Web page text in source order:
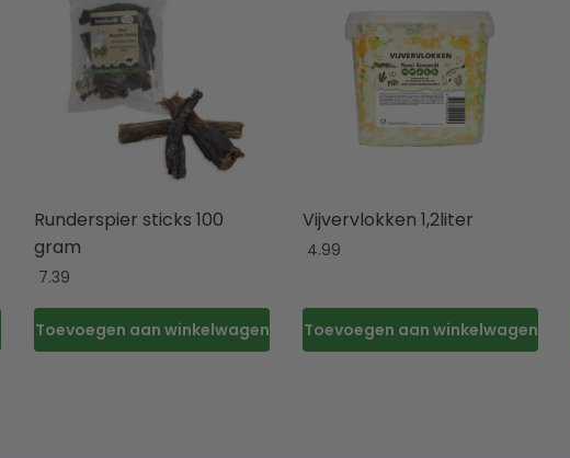
Runderspier sticks 100
gram
7.39
Toevoegen aan winkelwagen
Vijvervlokken 1,2liter
4.99
Toevoegen aan winkelwagen